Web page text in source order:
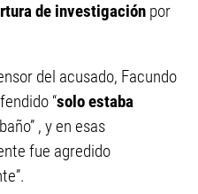
de investigación por
del acusado, Facundo
“solo estaba
, y en esas
fue agredido